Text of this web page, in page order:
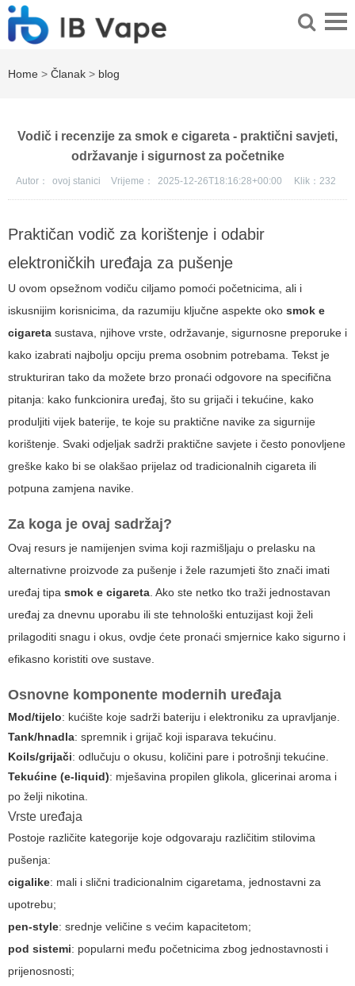
Home > Članak > blog
Vodič i recenzije za smok e cigareta - praktični savjeti,
održavanje i sigurnost za početnike
Autor： ovoj stanici Vrijeme： 2025-12-26T18:16:28+00:00 Klik： 232
Praktičan vodič za korištenje i odabir
elektroničkih uređaja za pušenje
U ovom opsežnom vodiču ciljamo pomoći početnicima, ali i
iskusnijim korisnicima, da razumiju ključne aspekte oko smok e
cigareta sustava, njihove vrste, održavanje, sigurnosne preporuke i
kako izabrati najbolju opciju prema osobnim potrebama. Tekst je
strukturiran tako da možete brzo pronaći odgovore na specifična
pitanja: kako funkcionira uređaj, što su grijači i tekućine, kako
produljiti vijek baterije, te koje su praktične navike za sigurnije
korištenje. Svaki odjeljak sadrži praktične savjete i često ponovljene
greške kako bi se olakšao prijelaz od tradicionalnih cigareta ili
potpuna zamjena navike.
Za koga je ovaj sadržaj?
Ovaj resurs je namijenjen svima koji razmišljaju o prelasku na
alternativne proizvode za pušenje i žele razumjeti što znači imati
uređaj tipa smok e cigareta. Ako ste netko tko traži jednostavan
uređaj za dnevnu uporabu ili ste tehnološki entuzijast koji želi
prilagoditi snagu i okus, ovdje ćete pronaći smjernice kako sigurno i
efikasno koristiti ove sustave.
Osnovne komponente modernih uređaja
Mod/tijelo: kućište koje sadrži bateriju i elektroniku za upravljanje.
Tank/hnadla: spremnik i grijač koji isparava tekućinu.
Koils/grijači: odlučuju o okusu, količini pare i potrošnji tekućine.
Tekućine (e-liquid): mješavina propilen glikola, glicerinai aroma i
po želji nikotina.
Vrste uređaja
Postoje različite kategorije koje odgovaraju različitim stilovima
pušenja:
cigalike: mali i slični tradicionalnim cigaretama, jednostavni za
upotrebu;
pen-style: srednje veličine s većim kapacitetom;
pod sistemi: popularni među početnicima zbog jednostavnosti i
prijenosnosti;